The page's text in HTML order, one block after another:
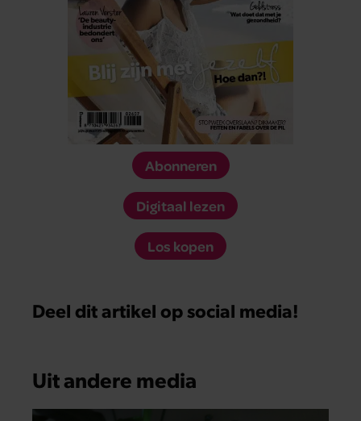
Abonneren
Digitaal lezen
Los kopen
Deel dit artikel op social media!
Uit andere media